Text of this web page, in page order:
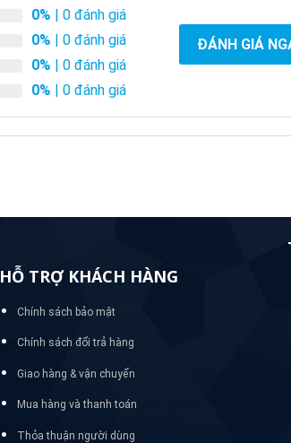
0% | 0 đánh giá
0% | 0 đánh giá
0% | 0 đánh giá
0% | 0 đánh giá
ĐÁNH GIÁ
HỖ TRỢ KHÁCH HÀNG
Chính sách bảo mật
Chính sách đổi trả hàng
Giao hàng & vận chuyển
Mua hàng và thanh toán
Thỏa thuận người dùng